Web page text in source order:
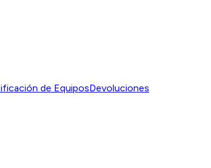
de EquiposDevoluciones